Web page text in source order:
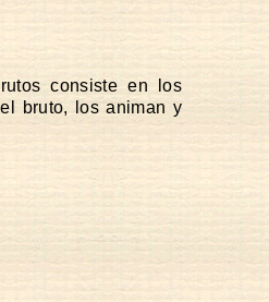
consiste en los
bruto, los animan y